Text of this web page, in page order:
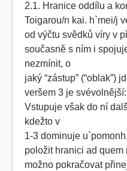
2.1. Hranice oddílu a
Toigarou/n kai. h`mei/j
od výčtu svědků víry v
současně s ním i
nezmínit, o
jaký “zástup” (“oblak”)
veršem 3 je
Vstupuje však do ní
kdežto v
1-3 dominuje
položit hranici ad quem
možno pokračovat